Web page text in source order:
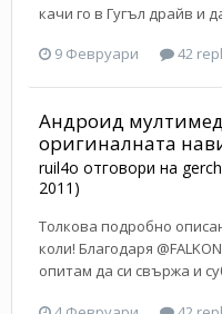
качи го в Гугъл драйв и
9 Февруари
42
Андроид
оригиналната
ruil4o отговори на
2011)
Толкова подробно
коли! Благодаря
опитам да си свържа и